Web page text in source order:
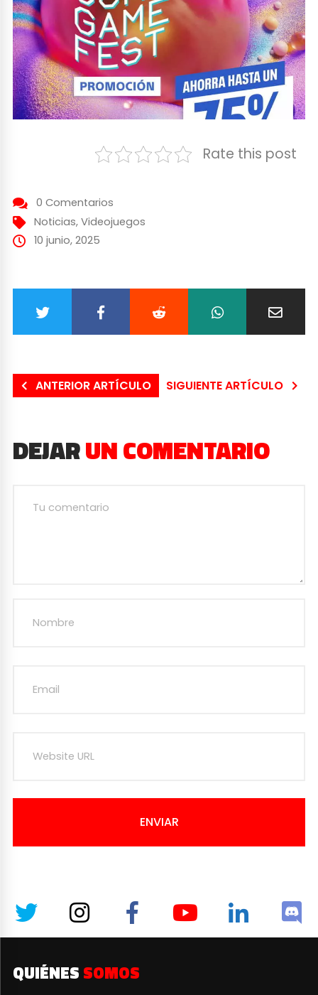
Rate this post
0 Comentarios
Noticias, Videojuegos
10 junio, 2025
ANTERIOR ARTÍCULO SIGUIENTE ARTÍCULO
DEJARUN COMENTARIO
ENVIAR
QUIÉNES SOMOS